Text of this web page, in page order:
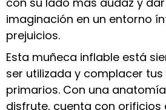
imaginación en un entorno
prejuicios.
Esta muñeca inflable está
ser utilizada y complacer
primarios. Con una
disfrute, cuenta con orificios